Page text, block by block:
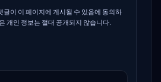
글이 이 페이지에 게시될 수 있음에 동의하
개인 정보는 절대 공개되지 않습니다.